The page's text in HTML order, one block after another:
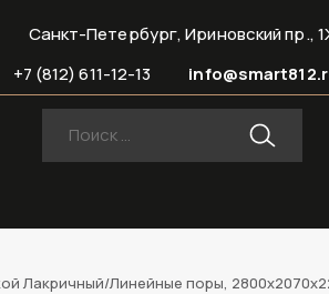
Санкт-Петербург, Ириновский пр.,
+7 (812) 611-12-13
Лакричный/Линейные поры,